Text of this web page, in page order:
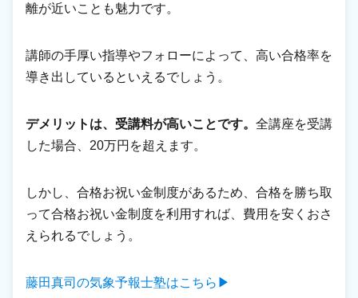
離が近いことも魅力です。
講師の手厚い指導やフォローによって、高い合格率を
導き出しているといえるでしょう。
デメリットは、受講料が高いことです。 全講座を受講
した場合、20万円を超えます。
しかし、合格お祝い金制度があるため、合格を勝ち取
って合格お祝い金制度を利用すれば、費用を安くおさ
えられるでしょう。
藤田真司の気象予報士塾はこちら▶